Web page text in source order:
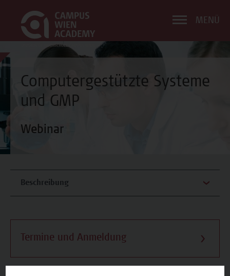
MENÜ
Computergestützte Systeme
und GMP
Webinar
Beschreibung
Termine und Anmeldung